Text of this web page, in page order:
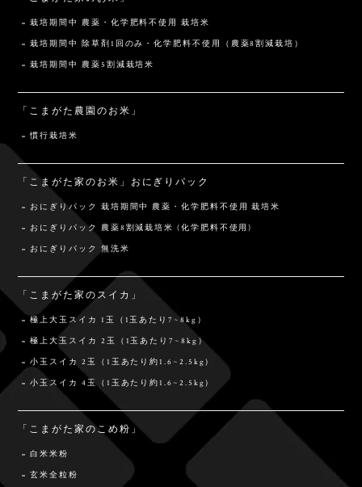
栽培期間中 農薬・化学肥料不使用 栽培米
栽培期間中 除草剤1回のみ・化学肥料不使用（農薬8割減栽培）
栽培期間中 農薬5割減栽培米
「こまがた農園のお米」
慣行栽培米
「こまがた家のお米」おにぎりパック
おにぎりパック 栽培期間中 農薬・化学肥料不使用 栽培米
おにぎりパック 農薬8割減栽培米 (化学肥料不使用)
おにぎりパック 無洗米
「こまがた家のスイカ」
極上大玉スイカ 1玉（1玉あたり7~8kg）
極上大玉スイカ 2玉（1玉あたり7~8kg）
小玉スイカ 2玉（1玉あたり約1.6~2.5kg）
小玉スイカ 4玉（1玉あたり約1.6~2.5kg）
「こまがた家のこめ粉」
白米米粉
玄米全粒粉